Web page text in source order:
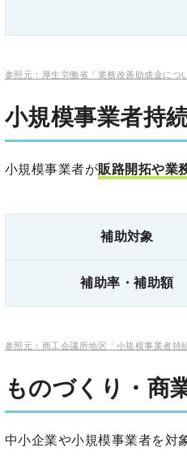
参照元：厚生労働省「業務改善助成金に
小規模事業者持
小規模事業者が販路開拓や業
補助対象
補助率・補助額
参照元：商工会議所地区「小規模事業者
ものづくり・商
中小企業や小規模事業者を対